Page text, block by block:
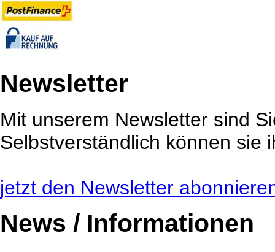
Newsletter
Mit unserem Newsletter sind
Selbstverständlich können sie
jetzt den Newsletter
News / Informationen